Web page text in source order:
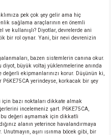
pek çok şey gelir ama hiç
sağlama araçlarının en önemli
kullanışlı? Diyotlar, devrelerde ani
bir rol oynar. Yani, bir nevi devrenizin
bazen sistemlerin canına okur.
büyük voltaj yüklenmelerine anında
ekipmanlarınızı korur. Düşünün ki,
yerindeyse, korkacak bir şey
bazı noktaları dikkate almak
incelemeniz şart. P6KE75CA,
bu değeri aşmamak için dikkatli
alanın yeterince havalandırmaya
Unutmayın, aşırı ısınma böcek gibi, bir